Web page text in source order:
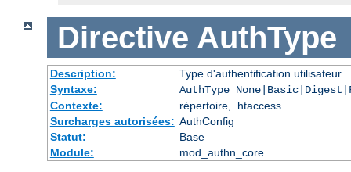
Directive AuthType
Description:
Type d'authentification utilisateur
Syntaxe:
AuthType
Contexte:
répertoire, .htaccess
Surcharges autorisées: AuthConfig
Statut:
Base
Module:
mod_authn_core